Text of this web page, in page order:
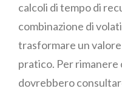
calcoli di tempo di
combinazione di
trasformare un
pratico. Per
dovrebbero